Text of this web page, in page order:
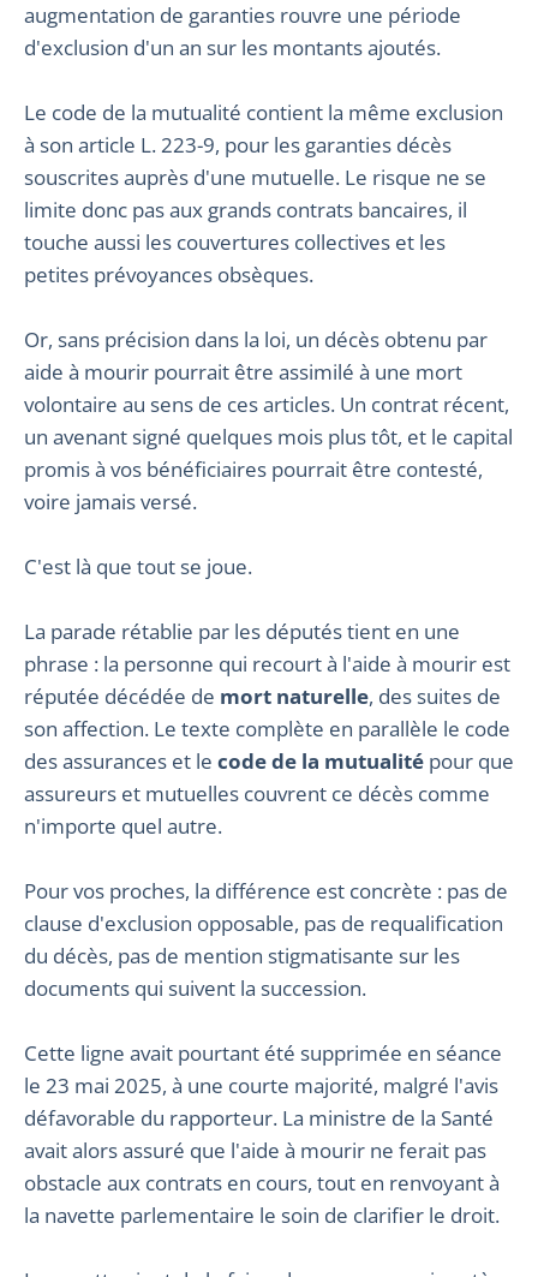
augmentation de garanties rouvre une période
d'exclusion d'un an sur les montants ajoutés.
Le code de la mutualité contient la même exclusion
à son article L. 223-9, pour les garanties décès
souscrites auprès d'une mutuelle. Le risque ne se
limite donc pas aux grands contrats bancaires, il
touche aussi les couvertures collectives et les
petites prévoyances obsèques.
Or, sans précision dans la loi, un décès obtenu par
aide à mourir pourrait être assimilé à une mort
volontaire au sens de ces articles. Un contrat récent,
un avenant signé quelques mois plus tôt, et le capital
promis à vos bénéficiaires pourrait être contesté,
voire jamais versé.
C'est là que tout se joue.
La parade rétablie par les députés tient en une
phrase : la personne qui recourt à l'aide à mourir est
réputée décédée de mort naturelle, des suites de
son affection. Le texte complète en parallèle le code
des assurances et le code de la mutualité pour que
assureurs et mutuelles couvrent ce décès comme
n'importe quel autre.
Pour vos proches, la différence est concrète : pas de
clause d'exclusion opposable, pas de requalification
du décès, pas de mention stigmatisante sur les
documents qui suivent la succession.
Cette ligne avait pourtant été supprimée en séance
le 23 mai 2025, à une courte majorité, malgré l'avis
défavorable du rapporteur. La ministre de la Santé
avait alors assuré que l'aide à mourir ne ferait pas
obstacle aux contrats en cours, tout en renvoyant à
la navette parlementaire le soin de clarifier le droit.